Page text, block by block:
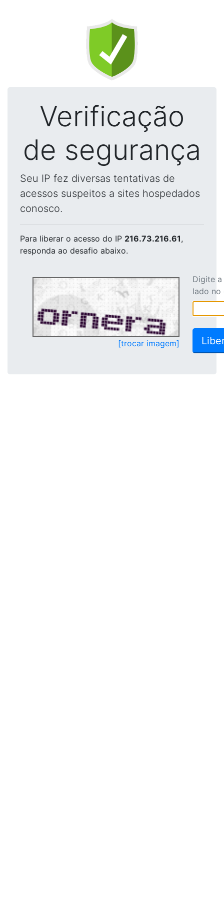
Verificação
de segurança
Seu IP fez diversas tentativas de
acessos suspeitos a sites hospedados
conosco.
Para liberar o acesso do IP 216.73.216.61,
responda ao desafio abaixo.
[trocar imagem]
Digite
lado no